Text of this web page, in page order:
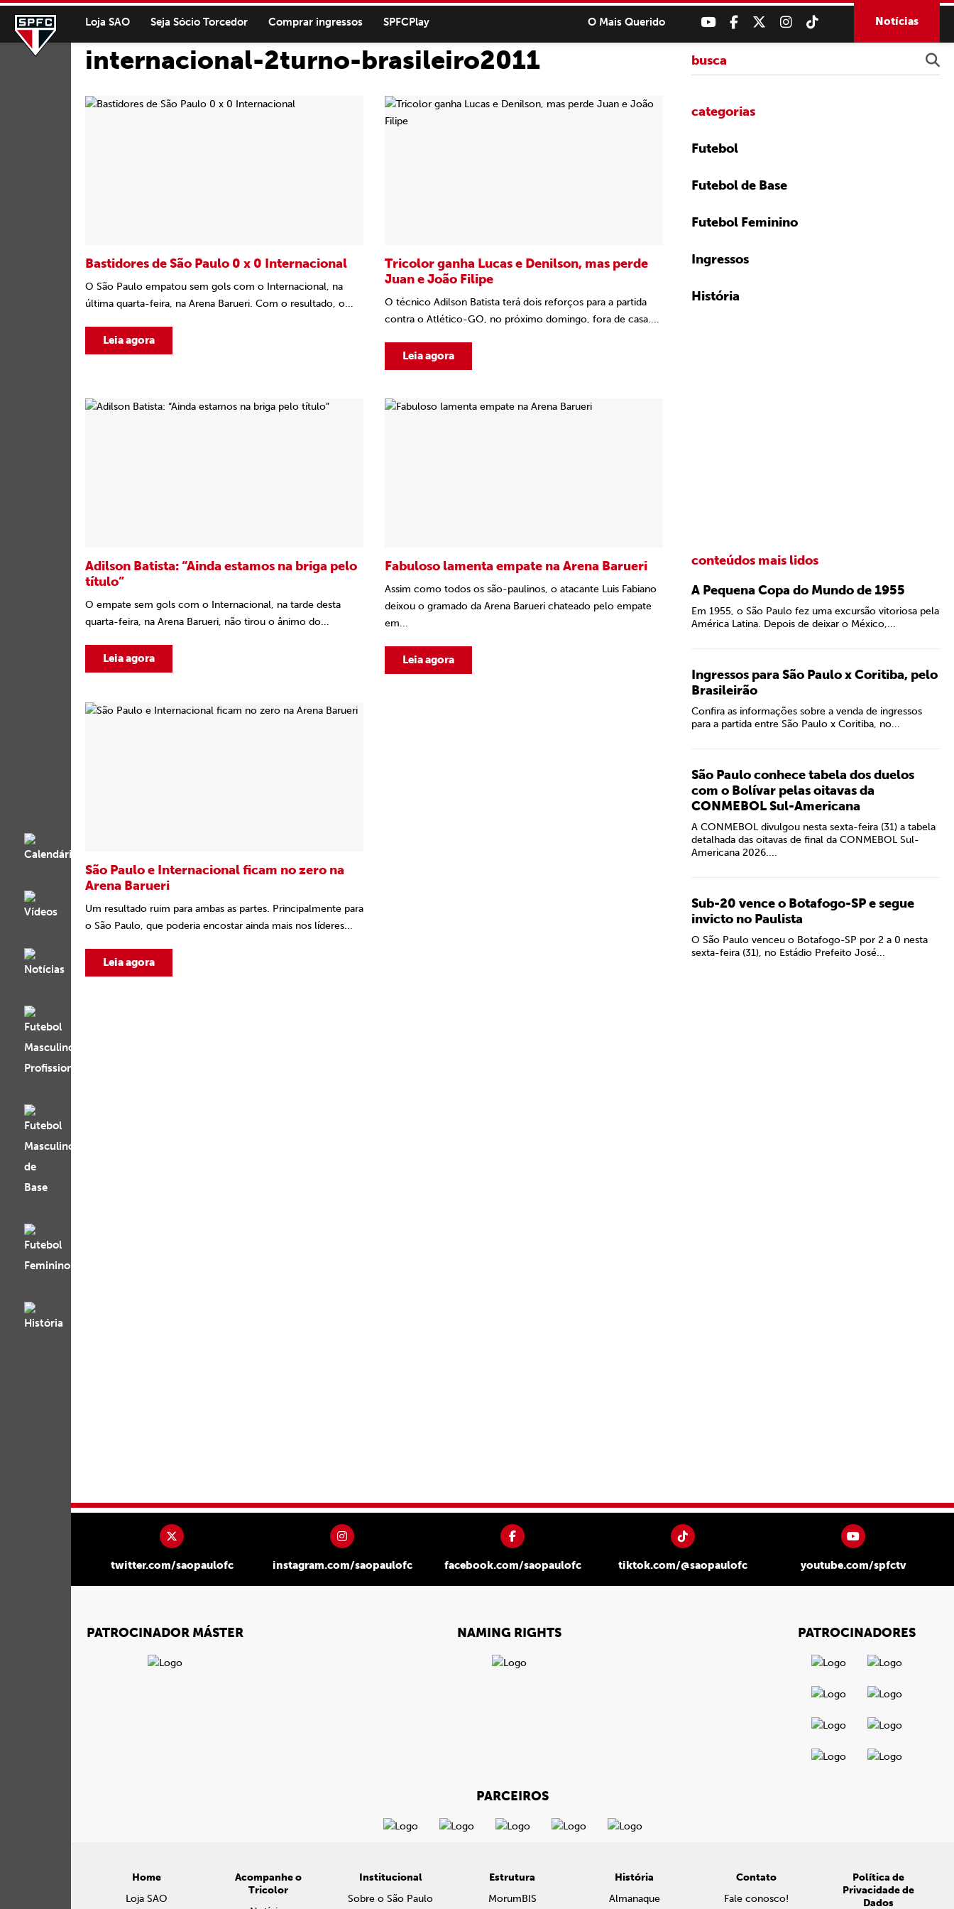
Loja SAO Seja Sócio Torcedor Comprar ingressos SPFCPlay O Mais Querido Notícias
internacional-2turno-brasileiro2011
Bastidores de São Paulo 0 x 0 Internacional
O São Paulo empatou sem gols com o Internacional, na
última quarta-feira, na Arena Barueri. Com o resultado, o...
Leia agora
Tricolor ganha Lucas e Denilson, mas perde
Juan e João Filipe
O técnico Adilson Batista terá dois reforços para a partida
contra o Atlético-GO, no próximo domingo, fora de casa....
Leia agora
Adilson Batista: “Ainda estamos na briga pelo
título”
O empate sem gols com o Internacional, na tarde desta
quarta-feira, na Arena Barueri, não tirou o ânimo do...
Leia agora
Fabuloso lamenta empate na Arena Barueri
Assim como todos os são-paulinos, o atacante Luis Fabiano
deixou o gramado da Arena Barueri chateado pelo empate
em...
Leia agora
São Paulo e Internacional ficam no zero na
Arena Barueri
Um resultado ruim para ambas as partes. Principalmente para
o São Paulo, que poderia encostar ainda mais nos líderes...
Leia agora
categorias
Futebol
Futebol de Base
Futebol Feminino
Ingressos
História
conteúdos mais lidos
A Pequena Copa do Mundo de 1955
Em 1955, o São Paulo fez uma excursão vitoriosa pela
América Latina. Depois de deixar o México,...
Ingressos para São Paulo x Coritiba, pelo
Brasileirão
Confira as informações sobre a venda de ingressos
para a partida entre São Paulo x Coritiba, no...
São Paulo conhece tabela dos duelos
com o Bolívar pelas oitavas da
CONMEBOL Sul-Americana
A CONMEBOL divulgou nesta sexta-feira (31) a tabela
detalhada das oitavas de final da CONMEBOL Sul-
Americana 2026....
Sub-20 vence o Botafogo-SP e segue
invicto no Paulista
O São Paulo venceu o Botafogo-SP por 2 a 0 nesta
sexta-feira (31), no Estádio Prefeito José...
twitter.com/saopaulofc instagram.com/saopaulofc facebook.com/saopaulofc tiktok.com/@saopaulofc youtube.com/spfctv
PATROCINADOR MÁSTER NAMING RIGHTS PATROCINADORES
PARCEIROS
Home
Loja SAO
Acompanhe o
Tricolor
Institucional
Sobre o São Paulo
Estrutura
MorumBIS
História
Almanaque
Contato
Fale conosco!
Política de
Privacidade de
Dados